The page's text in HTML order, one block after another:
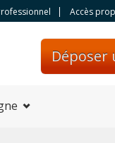
Accès
Déposer